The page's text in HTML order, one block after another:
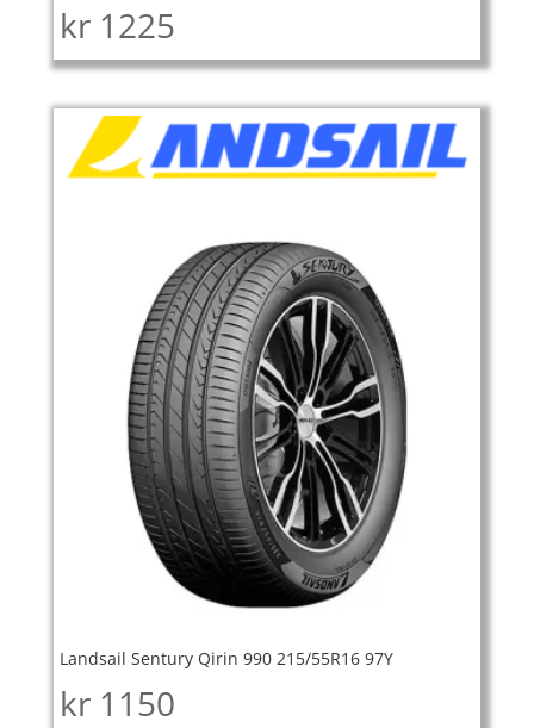
kr 1225
Landsail Sentury Qirin 990 215/55R16 97Y
kr 1150